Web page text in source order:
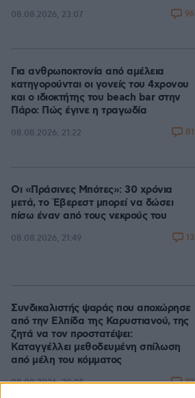
08.08.2026, 23:07 96
Για ανθρωποκτονία από αμέλεια
κατηγορούνται οι γονείς του 4χρονου
και ο ιδιοκτήτης του beach bar στην
Πάρο: Πώς έγινε η τραγωδία
08.08.2026, 21:22 81
Οι «Πράσινες Μπότες»: 30 χρόνια
μετά, το Έβερεστ μπορεί να δώσει
πίσω έναν από τους νεκρούς του
08.08.2026, 21:49 13
Συνδικαλιστής ψαράς που αποχώρησε
από την Ελπίδα της Καρυστιανού, της
ζητά να τον προστατέψει:
Καταγγέλλει μεθοδευμένη σπίλωση
από μέλη του κόμματος
08.08.2026, 20:05 39